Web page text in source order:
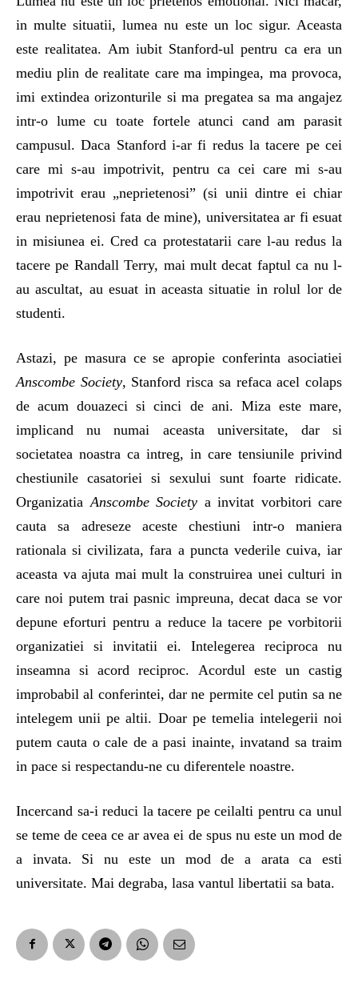
in multe situatii, lumea nu este un loc sigur. Aceasta
este realitatea. Am iubit Stanford-ul pentru ca era un
mediu plin de realitate care ma impingea, ma provoca,
imi extindea orizonturile si ma pregatea sa ma angajez
intr-o lume cu toate fortele atunci cand am parasit
campusul. Daca Stanford i-ar fi redus la tacere pe cei
care mi s-au impotrivit, pentru ca cei care mi s-au
impotrivit erau „neprietenosi” (si unii dintre ei chiar
erau neprietenosi fata de mine), universitatea ar fi esuat
in misiunea ei. Cred ca protestatarii care l-au redus la
tacere pe Randall Terry, mai mult decat faptul ca nu l-
au ascultat, au esuat in aceasta situatie in rolul lor de
studenti.
Astazi, pe masura ce se apropie conferinta asociatiei
Anscombe Society, Stanford risca sa refaca acel colaps
de acum douazeci si cinci de ani. Miza este mare,
implicand nu numai aceasta universitate, dar si
societatea noastra ca intreg, in care tensiunile privind
chestiunile casatoriei si sexului sunt foarte ridicate.
Organizatia Anscombe Society a invitat vorbitori care
cauta sa adreseze aceste chestiuni intr-o maniera
rationala si civilizata, fara a puncta vederile cuiva, iar
aceasta va ajuta mai mult la construirea unei culturi in
care noi putem trai pasnic impreuna, decat daca se vor
depune eforturi pentru a reduce la tacere pe vorbitorii
organizatiei si invitatii ei. Intelegerea reciproca nu
inseamna si acord reciproc. Acordul este un castig
improbabil al conferintei, dar ne permite cel putin sa ne
intelegem unii pe altii. Doar pe temelia intelegerii noi
putem cauta o cale de a pasi inainte, invatand sa traim
in pace si respectandu-ne cu diferentele noastre.
Incercand sa-i reduci la tacere pe ceilalti pentru ca unul
se teme de ceea ce ar avea ei de spus nu este un mod de
a invata. Si nu este un mod de a arata ca esti
universitate. Mai degraba, lasa vantul libertatii sa bata.